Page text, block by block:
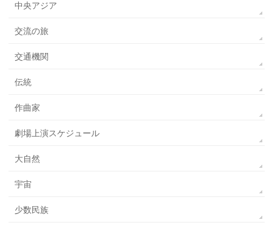
中央アジア
交流の旅
交通機関
伝統
作曲家
劇場上演スケジュール
大自然
宇宙
少数民族